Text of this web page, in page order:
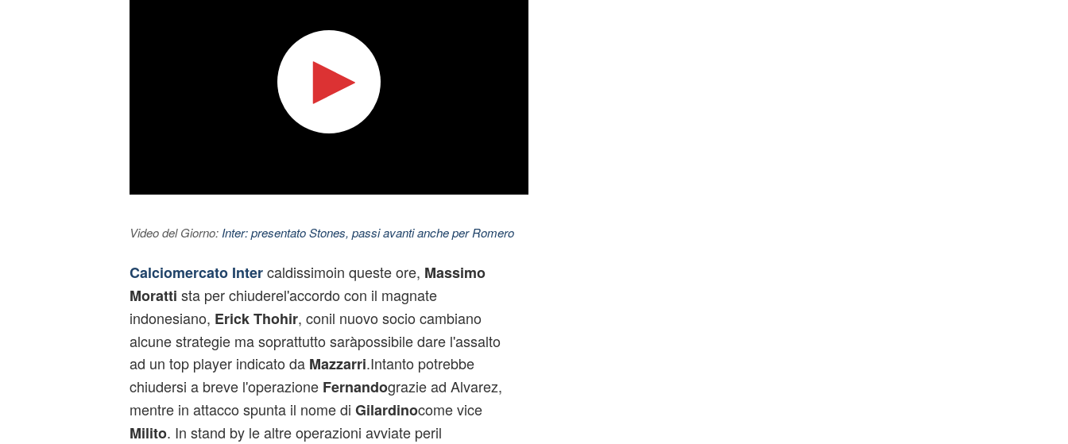
Video del Giorno: Inter: presentato Stones, passi avanti anche per Romero
Calciomercato Intercaldissimoin queste ore, Massimo
Moratti sta per chiuderel'accordo con il magnate
indonesiano, Erick Thohir, conil nuovo socio cambiano
alcune strategie ma soprattutto saràpossibile dare l'assalto
ad un top player indicato da Mazzarri.Intanto potrebbe
chiudersi a breve l'operazione Fernandograzie ad Alvarez,
mentre in attacco spunta il nome di Gilardinocome vice
Milito. In stand by le altre operazioni avviate peril